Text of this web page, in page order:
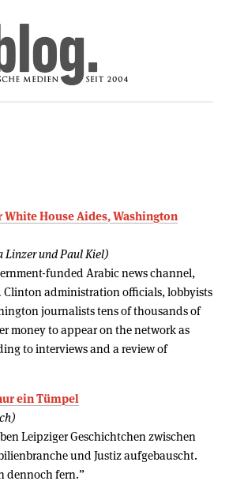
House Aides, Washington
Linzer und Paul Kiel)
funded Arabic news channel,
Clinton administration officials, lobbyists
journalists tens of thousands of
money to appear on the network as
to interviews and a review of
ein Tümpel
Leipziger Geschichtchen zwischen
und Justiz aufgebauscht.
dennoch fern.”